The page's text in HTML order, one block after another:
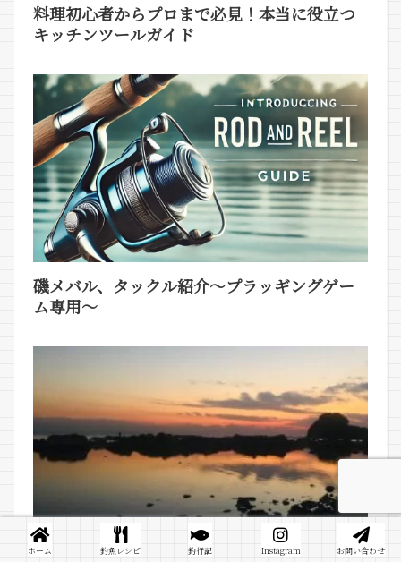
料理初心者からプロまで必見！本当に役立つ
キッチンツールガイド
磯メバル、タックル紹介～プラッギングゲー
ム専用～
闇磯釣行で必要な道具、心得について
ホーム 釣魚レシピ 釣行記 Instagram お問い合わせ